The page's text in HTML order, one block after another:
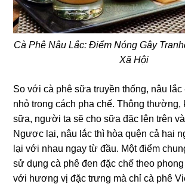
Cà Phê Nâu Lắc: Điểm Nóng Gây
Xã Hội
So với cà phê sữa truyền thống, nâu
nhỏ trong cách pha chế. Thông thường,
sữa, người ta sẽ cho sữa đặc lên trên
Ngược lại, nâu lắc thì hòa quện cả hai
lại với nhau ngay từ đầu. Một điểm
sử dụng cà phê đen đặc chế theo
với hương vị đặc trưng mà chỉ cà phê